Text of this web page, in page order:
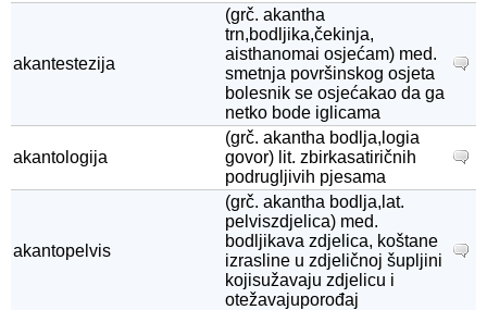
akantestezija
(grč. akantha
trn,bodljika,čekinja,
aisthanomai osjećam) med.
smetnja površinskog osjeta
bolesnik se osjećakao da ga
netko bode iglicama
akantologija
(grč. akantha bodlja,logia
govor) lit. zbirkasatiričnih
podrugljivih pjesama
akantopelvis
(grč. akantha bodlja,lat.
pelviszdjelica) med.
bodljikava zdjelica, koštane
izrasline u zdjeličnoj šupljini
kojisužavaju zdjelicu i
otežavajuporođaj